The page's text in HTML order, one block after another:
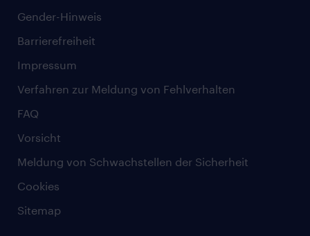
Gender-Hinweis
Barrierefreiheit
Impressum
Verfahren zur Meldung von Fehlverhalten
FAQ
Vorsicht
Meldung von Schwachstellen der Sicherheit
Cookies
Sitemap